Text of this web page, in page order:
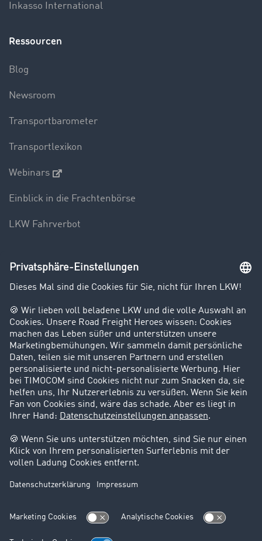
Inkasso International
Ressourcen
Blog
Newsroom
Transportbarometer
Transportlexikon
Webinars
Einblick in die Frachtenbörse
LKW Fahrverbot
Unternehmen
Kunden werben Kunden
Success Stories
Karriere
Support
Kontakt
Rechtliches
Impressum
AGB